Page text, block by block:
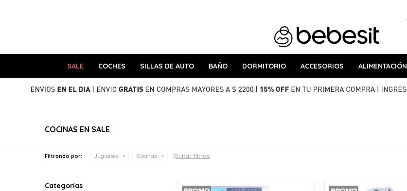
SALE COCHES SILLAS DE AUTO BAÑO DORMITORIO ACCESORIOS ALIMENTACIÓN
COCINAS EN SALE
Filtrando por: Juguetes Cocinas Quitar filtros
Categorías